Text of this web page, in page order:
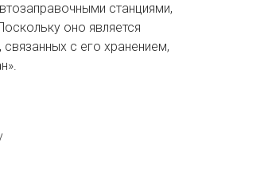
станциями,
оно является
с его хранением,